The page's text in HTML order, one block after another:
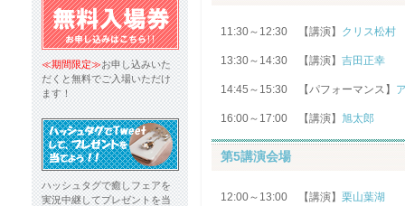
11:30～12:30 【講演】 クリス松村
13:30～14:30 【講演】 吉田正幸
14:45～15:30 【パフォーマンス】
16:00～17:00 【講演】 旭太郎
第5講演会場
12:00～13:00 【講演】 栗山葉湖
≪期間限定≫お申し込みいた
だくと無料でご入場いただけ
ます！
ハッシュタグで癒しフェアを
実況中継してプレゼントを当